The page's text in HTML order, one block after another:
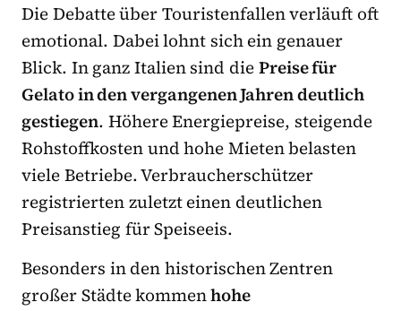
Die Debatte über Touristenfallen verläuft oft
emotional. Dabei lohnt sich ein genauer
Blick. In ganz Italien sind diePreise für
Gelato in den vergangenen Jahren deutlich
gestiegen. Höhere Energiepreise, steigende
Rohstoffkosten und hohe Mieten belasten
viele Betriebe. Verbraucherschützer
registrierten zuletzt einen deutlichen
Preisanstieg für Speiseeis.
Besonders in den historischen Zentren
großer Städte kommenhohe